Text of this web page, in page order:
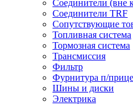
Соединители (вне
Соединители TRF
Сопутствующие
Топливная система
Тормозная система
Трансмиссия
Фильтр
Фурнитура п/
Шины и диски
Электрика